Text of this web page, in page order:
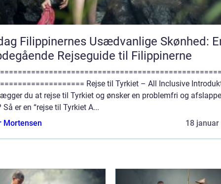
Filippinernes Usædvanlige Skønhed:
Rejseguide til Filippinerne
Rejse til Tyrkiet – All Inclusive
du at rejse til Tyrkiet og ønsker en problemfri og
Så er en “rejse til Tyrkiet A...
Mortensen
18 januar